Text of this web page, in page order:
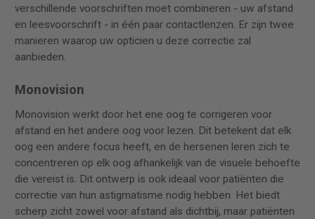
verschillende voorschriften moet combineren - uw afstand
en leesvoorschrift - in één paar contactlenzen. Er zijn twee
manieren waarop uw opticien u deze correctie zal
aanbieden.
Monovision
Monovision werkt door het ene oog te corrigeren voor
afstand en het andere oog voor lezen. Dit betekent dat elk
oog een andere focus heeft, en de hersenen leren zich te
concentreren op elk oog afhankelijk van de visuele behoefte
die vereist is. Dit ontwerp is ook ideaal voor patiënten die
correctie van hun astigmatisme nodig hebben. Het biedt
scherp zicht zowel voor afstand als dichtbij, maar patiënten